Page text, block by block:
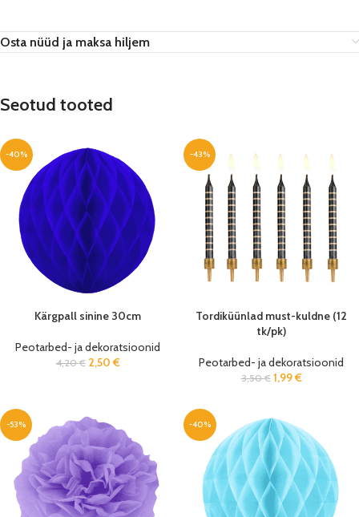
Osta nüüd ja maksa hiljem
Seotud tooted
-40%
Kärgpall sinine 30cm
Peotarbed- ja dekoratsioonid
4,20€ 2,50 €
-43%
Tordiküünlad must-kuldne (12
tk/pk)
Peotarbed- ja dekoratsioonid
3,50€ 1,99€
-53% -40%